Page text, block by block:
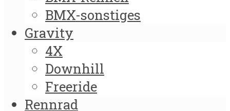
BMX-sonstiges
Gravity
4X
Downhill
Freeride
Rennrad